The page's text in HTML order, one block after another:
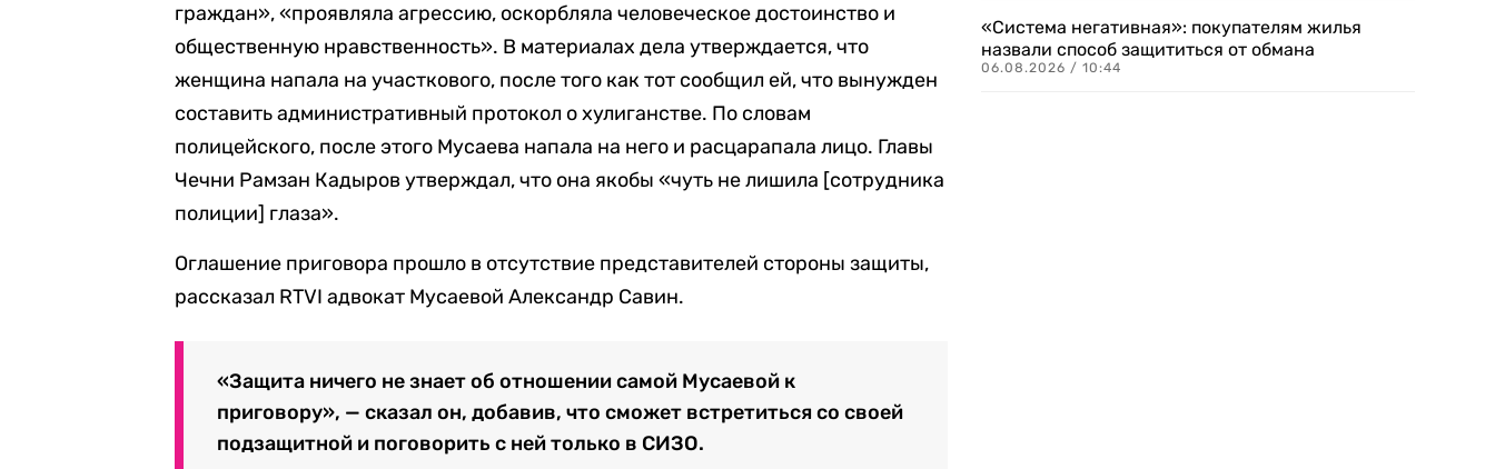
граждан», «проявляла агрессию, оскорбляла человеческое достоинство и
общественную нравственность». В материалах дела утверждается, что
женщина напала на участкового, после того как тот сообщил ей, что вынужден
составить административный протокол о хулиганстве. По словам
полицейского, после этого Мусаева напала на него и расцарапала лицо. Главы
Чечни Рамзан Кадыров утверждал, что она якобы «чуть не лишила [сотрудника
полиции] глаза».
Оглашение приговора прошло в отсутствие представителей стороны защиты,
рассказал RTVI адвокат Мусаевой Александр Савин.
«Защита ничего не знает об отношении самой Мусаевой к
приговору», — сказал он, добавив, что сможет встретиться со своей
подзащитной и поговорить с ней только в СИЗО.
«Система негативная»: покупателям жилья
назвали способ защититься от обмана
06.08.2026 / 10:44